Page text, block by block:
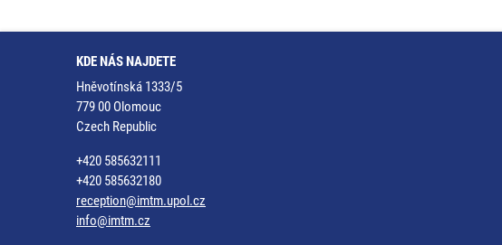
KDE NÁS NAJDETE
Hněvotínská 1333/5
779 00 Olomouc
Czech Republic
+420 585632111
+420 585632180
reception@imtm.upol.cz
info@imtm.cz